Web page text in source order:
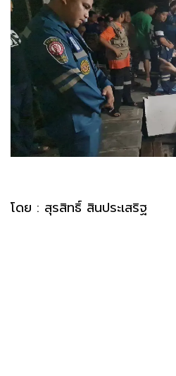
โดย : สุรสิทธิ์ สินประเสริฐ